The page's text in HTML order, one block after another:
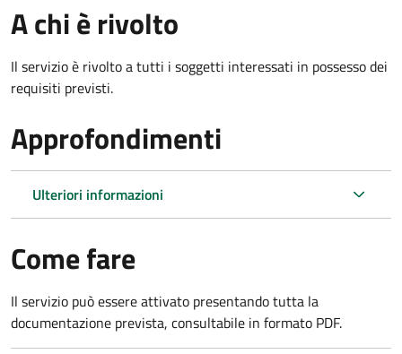
A chi è rivolto
Il servizio è rivolto a tutti i soggetti interessati in possesso dei
requisiti previsti.
Approfondimenti
Ulteriori informazioni
Come fare
Il servizio può essere attivato presentando tutta la
documentazione prevista, consultabile in formato PDF.